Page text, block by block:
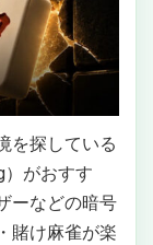
を探している
）がおすす
ーなどの暗号
賭け麻雀が楽